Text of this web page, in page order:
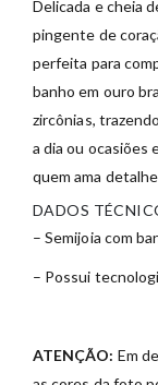
Delicada e cheia
pingente de
perfeita para
banho em ouro
zircônias,
a dia ou ocasiões
quem ama
DADOS
– Semijoia com
– Possui
ATENÇÃO: Em